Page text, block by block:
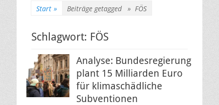
Start » Beiträge getagged » FÖS
Schlagwort: FÖS
Analyse: Bundesregierung
plant 15 Milliarden Euro
für klimaschädliche
Subventionen